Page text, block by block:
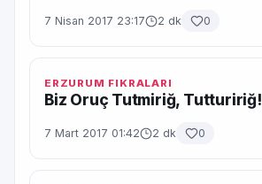
7 Nisan 2017 23:17 2 dk 0
ERZURUM FIKRALARI
Biz Oruç Tutmiriğ, Tuttuririğ!
7 Mart 2017 01:42 2 dk 0